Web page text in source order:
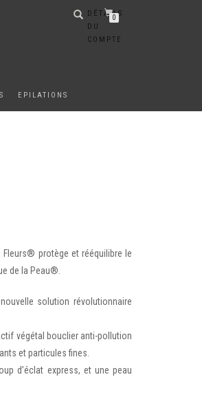
DÉTAILS
DU
COMPTE
0
EPILATIONS
Fleurs® protège et rééquilibre le
de la Peau®.
solution révolutionnaire
végétal bouclier anti-pollution
et particules fines.
d’éclat express, et une peau